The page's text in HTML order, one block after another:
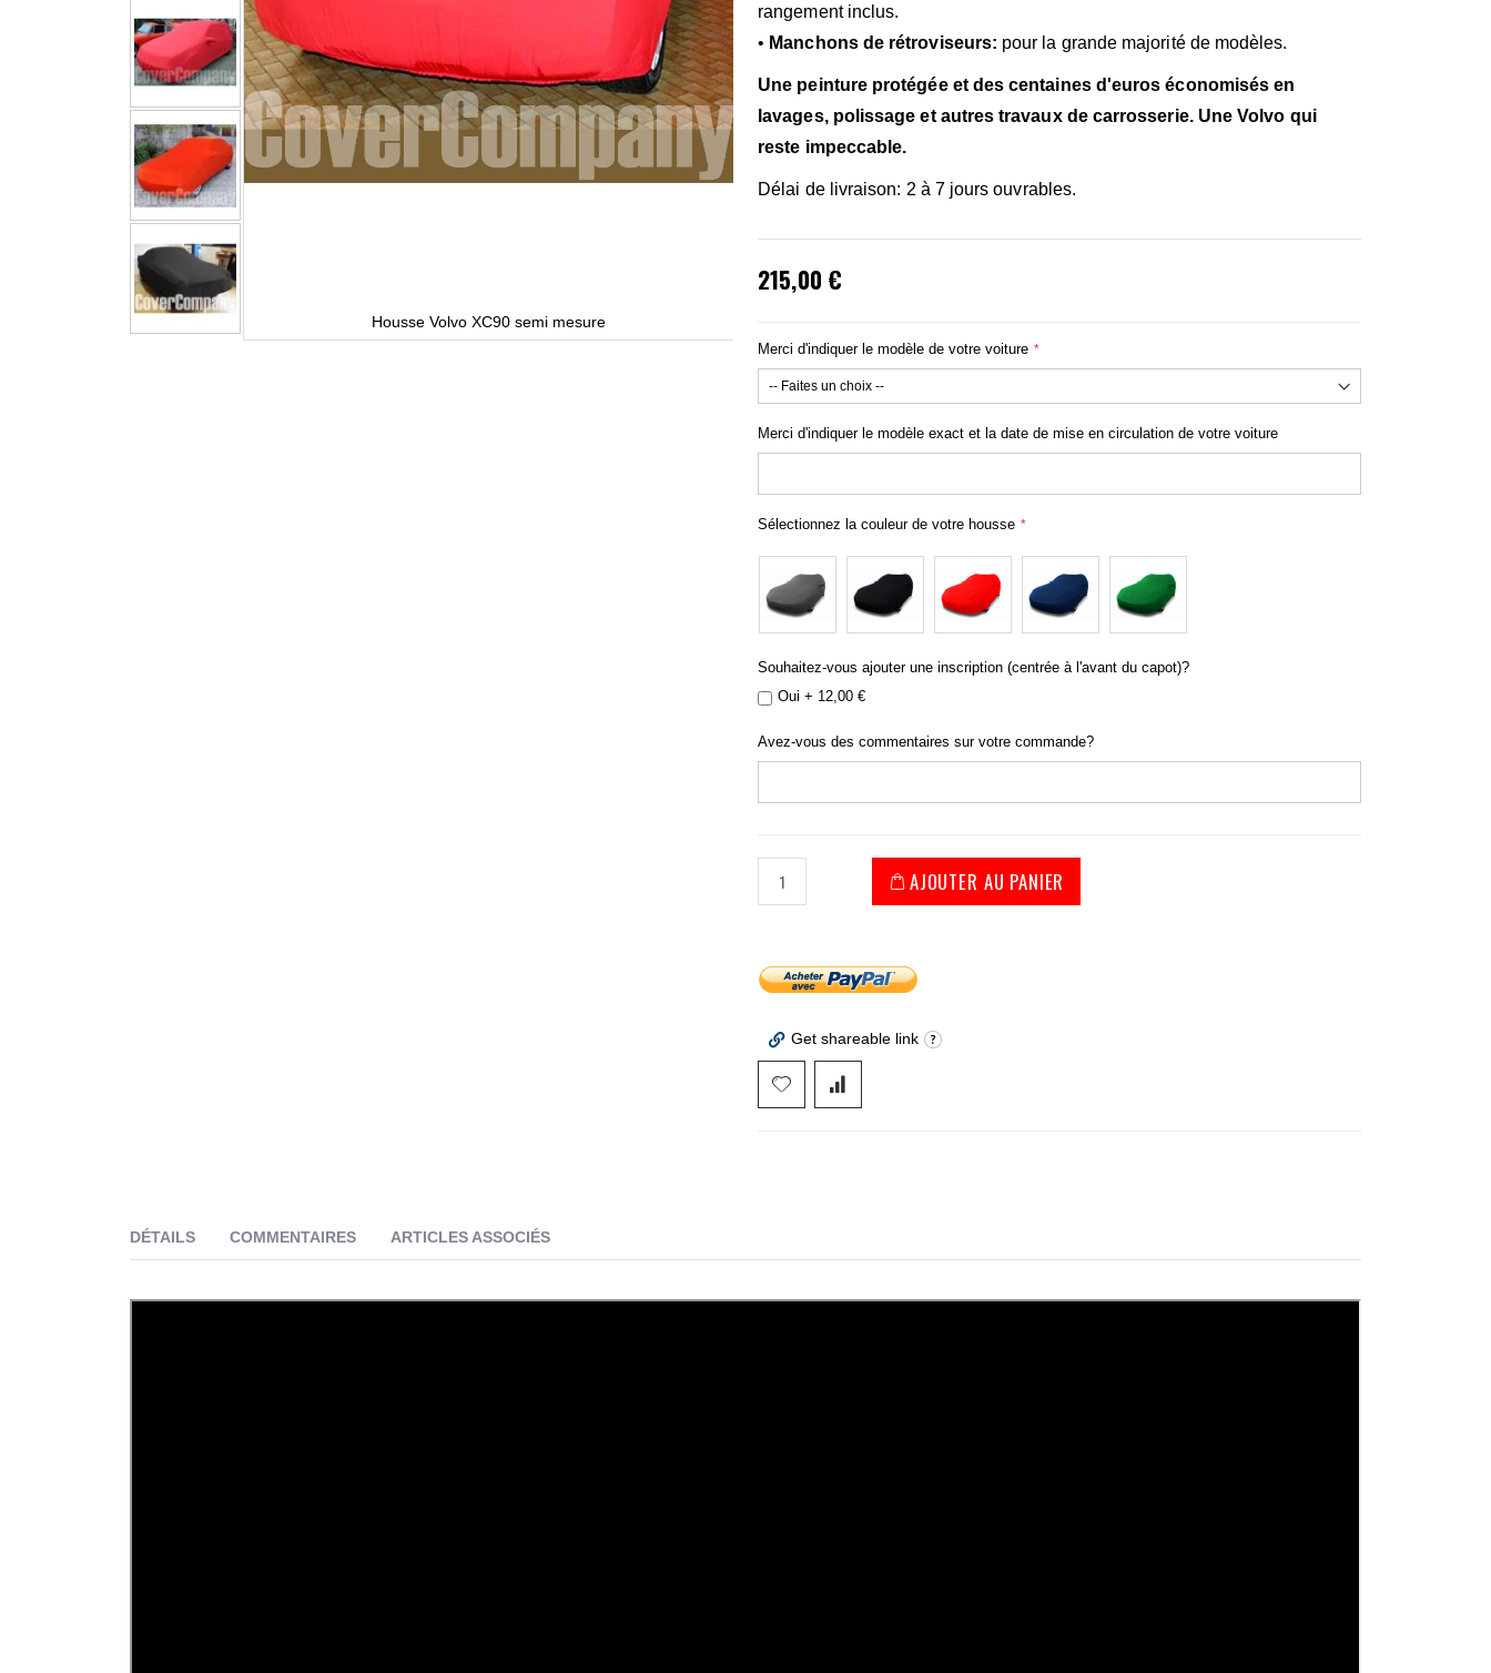
Housse Volvo XC90 semi mesure
rangement inclus.
• Manchons de rétroviseurs: pour la grande majorité de modèles.
Une peinture protégée et des centaines d'euros économisés en
lavages, polissage et autres travaux de carrosserie. Une Volvo qui
reste impeccable.
Délai de livraison: 2 à 7 jours ouvrables.
215,00 €
Merci d'indiquer le modèle de votre voiture
Merci d'indiquer le modèle exact et la date de mise en circulation de votre voiture
Sélectionnez la couleur de votre housse
Souhaitez-vous ajouter une inscription (centrée à l'avant du capot)?
Oui + 12,00 €
Avez-vous des commentaires sur votre commande?
AJOUTER AU PANIER
Get shareable link
DÉTAILS COMMENTAIRES ARTICLES ASSOCIÉS